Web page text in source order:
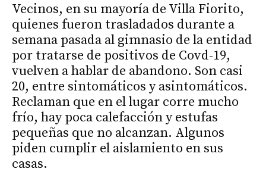
Vecinos, en su mayoría de Villa Fiorito,
quienes fueron trasladados durante a
semana pasada al gimnasio de la entidad
por tratarse de positivos de Covd-19,
vuelven a hablar de abandono. Son casi
20, entre sintomáticos y asintomáticos.
Reclaman que en el lugar corre mucho
frío, hay poca calefacción y estufas
pequeñas que no alcanzan. Algunos
piden cumplir el aislamiento en sus
casas.